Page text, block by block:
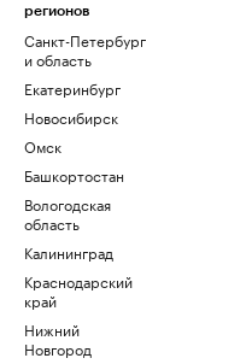
регионов
Санкт-Петербург
и область
Екатеринбург
Новосибирск
Омск
Башкортостан
Вологодская
область
Калининград
Краснодарский
край
Нижний
Новгород